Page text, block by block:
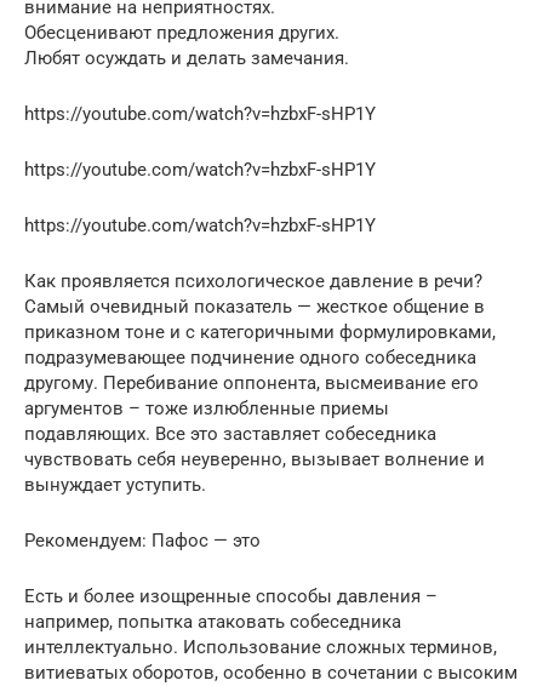
внимание на неприятностях.
Обесценивают предложения других.
Любят осуждать и делать замечания.
https://youtube.com/watch?v=hzbxF-sHP1Y
https://youtube.com/watch?v=hzbxF-sHP1Y
https://youtube.com/watch?v=hzbxF-sHP1Y
Как проявляется психологическое давление в речи?
Самый очевидный показатель — жесткое общение в
приказном тоне и с категоричными формулировками,
подразумевающее подчинение одного собеседника
другому. Перебивание оппонента, высмеивание его
аргументов – тоже излюбленные приемы
подавляющих. Все это заставляет собеседника
чувствовать себя неуверенно, вызывает волнение и
вынуждает уступить.
Рекомендуем: Пафос — это
Есть и более изощренные способы давления –
например, попытка атаковать собеседника
интеллектуально. Использование сложных терминов,
витиеватых оборотов, особенно в сочетании с высоким